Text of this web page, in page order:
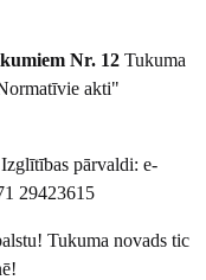
Nr. 12 Tukuma
akti"
pārvaldi: e-
29423615
Tukuma novads tic